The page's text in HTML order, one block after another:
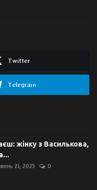
Twitter
Telegram
жінку з Василькова,
21, 2025 0